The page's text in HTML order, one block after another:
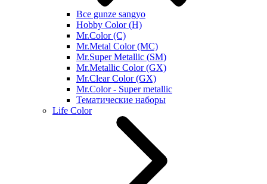
Все gunze sangyo
Hobby Color (H)
Mr.Color (C)
Mr.Metal Color (MC)
Mr.Super Metallic (SM)
Mr.Metallic Color (GX)
Mr.Clear Color (GX)
Mr.Color - Super metallic
Тематические наборы
Life Color